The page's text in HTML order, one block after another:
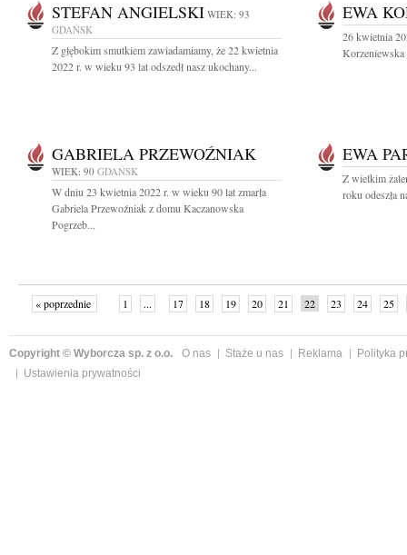
STEFAN ANGIELSKI WIEK: 93
GDAŃSK
Z głębokim smutkiem zawiadamiamy, że 22 kwietnia
2022 r. w wieku 93 lat odszedł nasz ukochany...
EWA
26 kwietnia
Korzeniewska
GABRIELA PRZEWOŹNIAK
WIEK: 90 GDAŃSK
W dniu 23 kwietnia 2022 r. w wieku 90 lat zmarła
Gabriela Przewoźniak z domu Kaczanowska
Pogrzeb...
EWA
Z wielkim
roku odeszła
« poprzednie 1 ... 17 18 19 20 21 22 23 24
25
Copyright © Wyborcza sp. z o.o. O nas Staże u nas Reklama
Polityka
Ustawienia prywatności